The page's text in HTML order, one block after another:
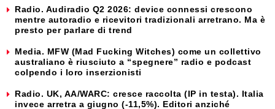
Radio. Audiradio Q2 2026: device connessi crescono
mentre autoradio e ricevitori tradizionali arretrano. Ma è
presto per parlare di trend
Media. MFW (Mad Fucking Witches) come un collettivo
australiano è riusciuto a “spegnere” radio e podcast
colpendo i loro inserzionisti
Radio. UK, AA/WARC: cresce raccolta (IP in testa). Italia
invece arretra a giugno (-11,5%). Editori anziché